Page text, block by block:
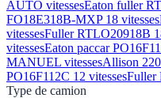
AUTO vitessesEaton fuller
FO18E318B-MXP 18 vitesses
vitessesFuller RTLO20918B
vitessesEaton paccar
MANUEL vitessesAllison
PO16F112C 12 vitessesFuller
Type de camion